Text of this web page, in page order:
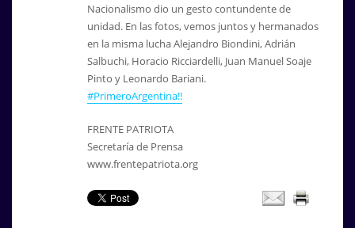
Nacionalismo dio un gesto contundente de
unidad. En las fotos, vemos juntos y hermanados
en la misma lucha Alejandro Biondini, Adrián
Salbuchi, Horacio Ricciardelli, Juan Manuel Soaje
Pinto y Leonardo Bariani.
#PrimeroArgentina!!
FRENTE PATRIOTA
Secretaría de Prensa
www.frentepatriota.org